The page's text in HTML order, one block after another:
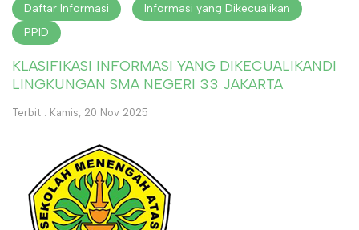
Daftar Informasi
Informasi yang Dikecualikan
PPID
KLASIFIKASI INFORMASI YANG DIKECUALIKANDI
LINGKUNGAN SMA NEGERI 33 JAKARTA
Terbit : Kamis, 20 Nov 2025